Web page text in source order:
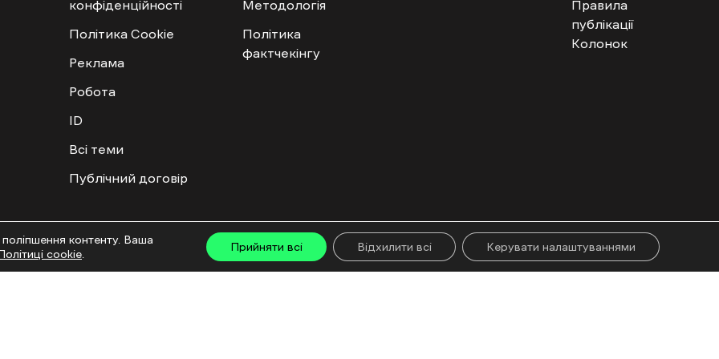
конфіденційності
Політика Cookie
Реклама
Робота
ID
Всі теми
Публічний договір
Методологія
Політика
фактчекінгу
Правила
публікації
Колонок
дозволяється лише за наявності активного посилання на “Ґвара Медіа” не нижче другого абзацу. Використання контенту цифрових платформ дозволено за
та інтегрованих продуктів дозволяється за умови отримання схвалення від редакції.
ГО «Ґвара Медіа», 61057, Харків, вул. Гоголя, 14, абонентська скринька №7400
контенту. Ваша
Політиці cookie
Прийняти всі Відхилити всі Керувати налаштуваннями